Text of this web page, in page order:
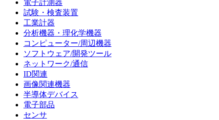
電子計測器
試験・検査装置
工業計器
分析機器・理化学機器
コンピューター/周辺機器
ソフトウェア/開発ツール
ネットワーク/通信
ID関連
画像関連機器
半導体デバイス
電子部品
センサ